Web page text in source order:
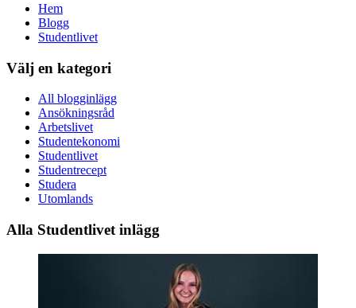
Hem
Blogg
Studentlivet
Välj en kategori
All blogginlägg
Ansökningsråd
Arbetslivet
Studentekonomi
Studentlivet
Studentrecept
Studera
Utomlands
Alla Studentlivet inlägg